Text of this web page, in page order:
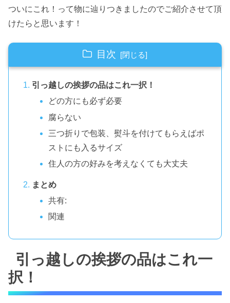
ついにこれ！って物に辿りつきましたのでご紹介させて頂
けたらと思います！
目次
引っ越しの挨拶の品はこれ一択！
どの方にも必ず必要
腐らない
三つ折りで包装、熨斗を付けてもらえばポ
ストにも入るサイズ
住人の方の好みを考えなくても大丈夫
まとめ
共有:
関連
引っ越しの挨拶の品はこれ一
択！